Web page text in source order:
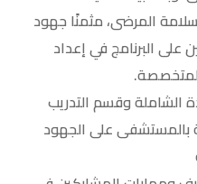
المرضى، مثمنًا جهود
على البرنامج في إعداد
الشاملة وقسم التدريب
بالمستشفى على الجهود